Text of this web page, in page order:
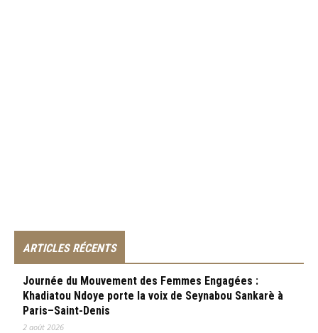
ARTICLES RÉCENTS
Journée du Mouvement des Femmes Engagées :
Khadiatou Ndoye porte la voix de Seynabou Sankarè à
Paris–Saint-Denis
2 août 2026